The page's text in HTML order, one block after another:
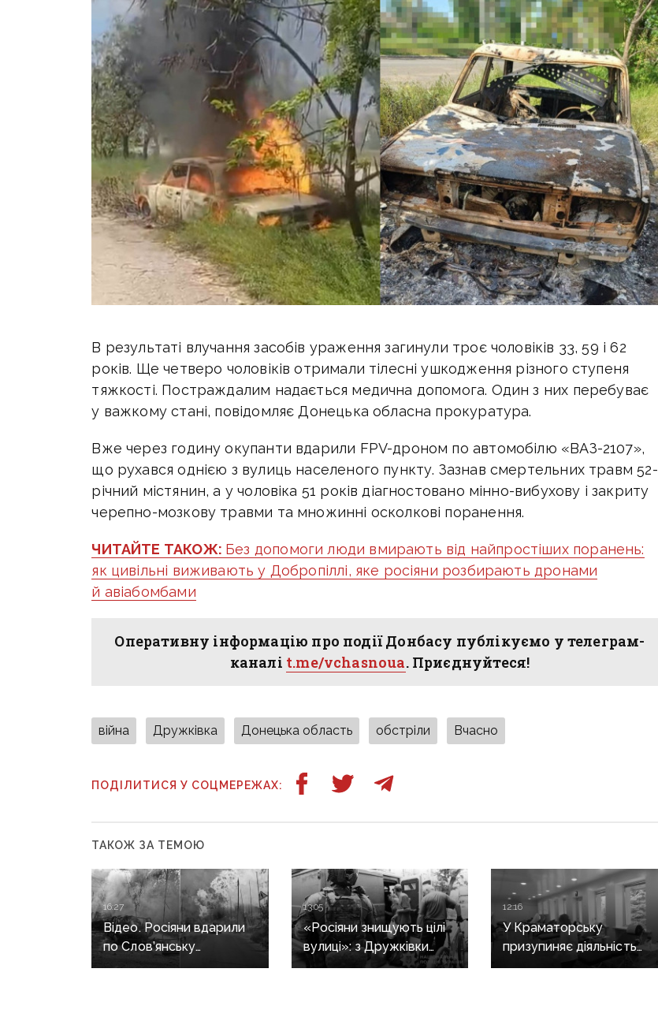
В результаті влучання засобів ураження загинули троє чоловіків 33, 59 і 62
років. Ще четверо чоловіків отримали тілесні ушкодження різного ступеня
тяжкості. Постраждалим надається медична допомога. Один з них перебуває
у важкому стані, повідомляє Донецька обласна прокуратура.
Вже через годину окупанти вдарили FPV-дроном по автомобілю «ВАЗ-2107»,
що рухався однією з вулиць населеного пункту. Зазнав смертельних травм 52-
річний містянин, а у чоловіка 51 років діагностовано мінно-вибухову і закриту
черепно-мозкову травми та множинні осколкові поранення.
ЧИТАЙТЕ ТАКОЖ: Без допомоги люди вмирають від найпростіших поранень:
як цивільні виживають у Добропіллі, яке росіяни розбирають дронами
й авіабомбами
Оперативну інформацію про події Донбасу публікуємо у телеграм-
каналі t.me/vchasnoua. Приєднуйтеся!
війна Дружківка Донецька область обстріли Вчасно
ПОДІЛИТИСЯ У СОЦМЕРЕЖАХ:
ТАКОЖ ЗА ТЕМОЮ
16:27
Відео. Росіяни вдарили
по Слов’янську
«Торнадо-С»: загинула
13:05
«Росіяни знищують цілі
вулиці»: з Дружківки
триває евакуація, одна з
12:16
У Краматорську
призупиняє діяльність
станція переливання